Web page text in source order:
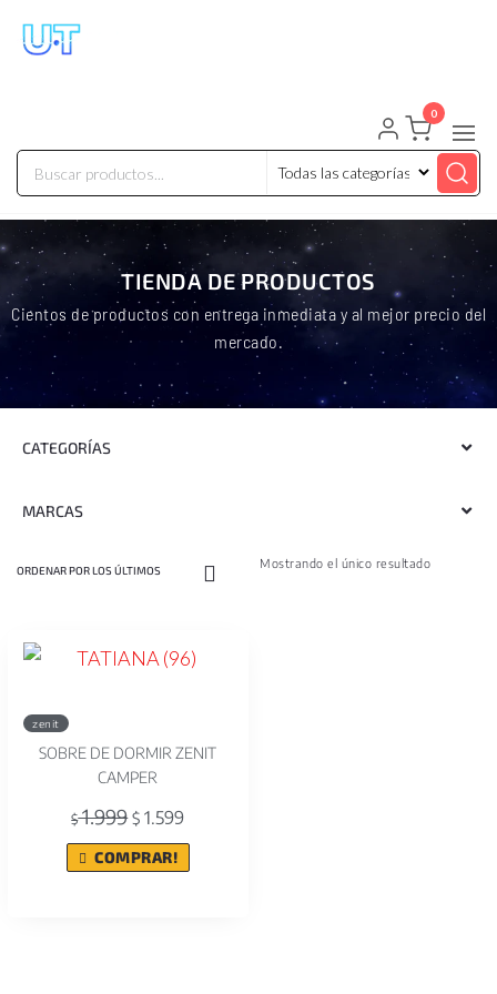
0
TIENDA DE PRODUCTOS
Cientos de productos con entrega inmediata y al mejor precio del
mercado.
CATEGORÍAS
MARCAS
Mostrando el único resultado
zenit
SOBRE DE DORMIR ZENIT
CAMPER
$1.999 $ 1.599
COMPRAR!